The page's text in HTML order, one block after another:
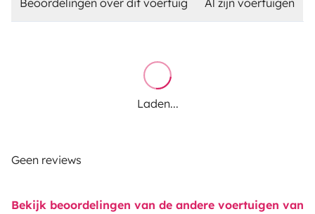
Beoordelingen over dit voertuig Al zijn voertuigen
Laden...
Geen reviews
Bekijk beoordelingen van de andere voertuigen van